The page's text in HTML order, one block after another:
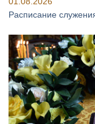
Расписание